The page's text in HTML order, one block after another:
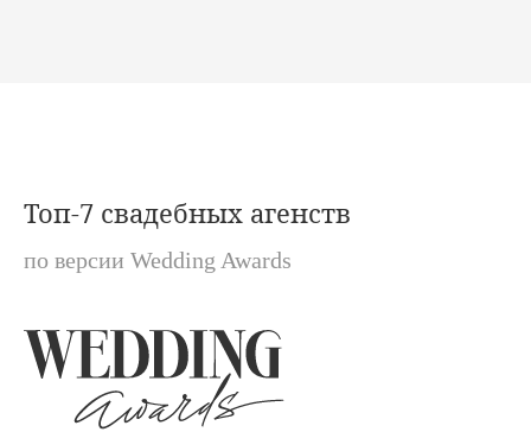
Топ-7 свадебных агенств
по версии Wedding Awards